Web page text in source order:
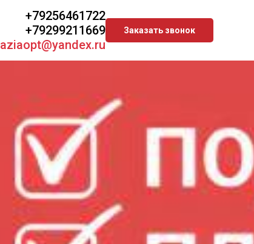
+79256461722
+79299211669
aziaopt@yandex.ru
Заказать звонок